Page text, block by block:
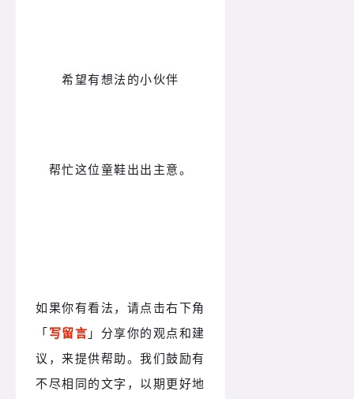
希望有想法的小伙伴
帮忙这位童鞋出出主意。
如果你有看法，请点击右下角
「写留言 」分享你的观点和建
议，来提供帮助。我们鼓励有
不尽相同的文字，以期更好地